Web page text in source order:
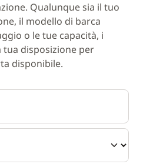
Qualunque sia il tuo
il modello di barca
o le tue capacità, i
disposizione per
disponibile.